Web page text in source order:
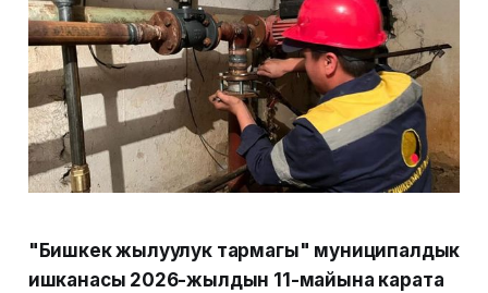
"Бишкек жылуулук тармагы" муниципалдык
ишканасы 2026-жылдын 11-майына карата